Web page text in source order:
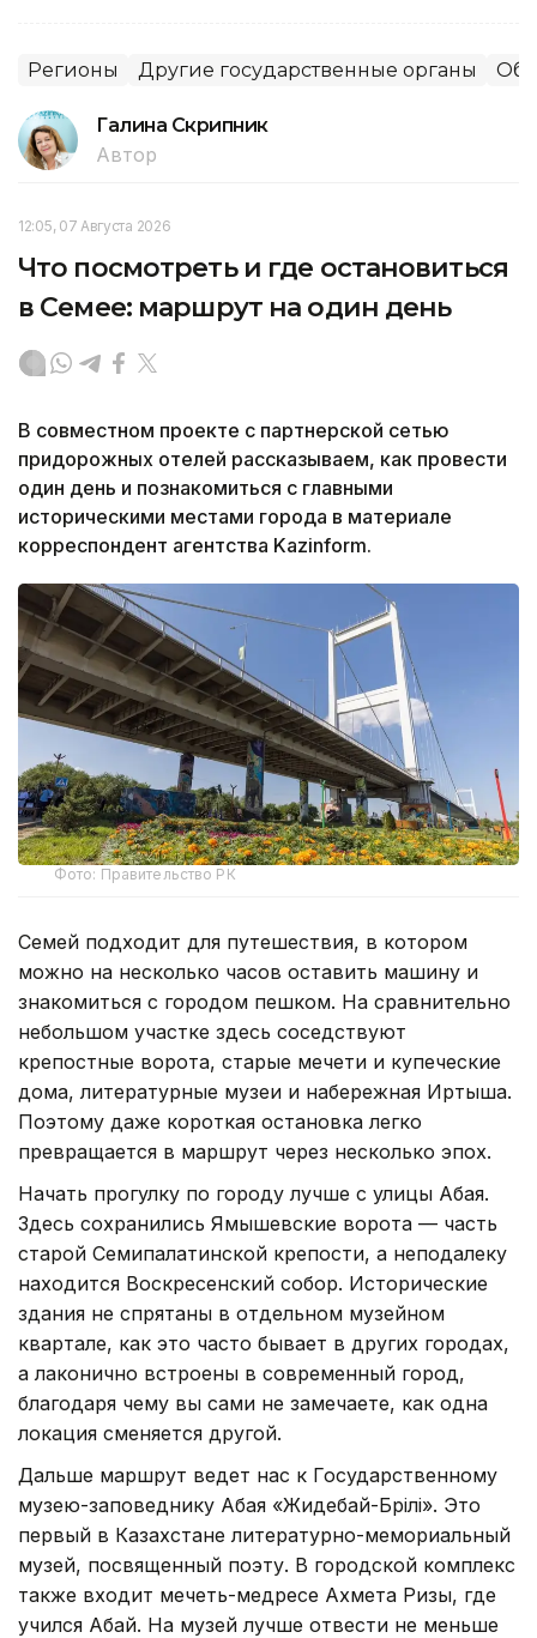
Регионы Другие государственные органы
Галина Скрипник
Автор
12:05, 07 Августа 2026
Что посмотреть и где остановиться
в Семее: маршрут на один день
В совместном проекте с партнерской сетью
придорожных отелей рассказываем, как провести
один день и познакомиться с главными
историческими местами города в материале
корреспондент агентства Kazinform.
Фото: Правительство РК
Семей подходит для путешествия, в котором
можно на несколько часов оставить машину и
знакомиться с городом пешком. На сравнительно
небольшом участке здесь соседствуют
крепостные ворота, старые мечети и купеческие
дома, литературные музеи и набережная Иртыша.
Поэтому даже короткая остановка легко
превращается в маршрут через несколько эпох.
Начать прогулку по городу лучше с улицы Абая.
Здесь сохранились Ямышевские ворота — часть
старой Семипалатинской крепости, а неподалеку
находится Воскресенский собор. Исторические
здания не спрятаны в отдельном музейном
квартале, как это часто бывает в других городах,
а лаконично встроены в современный город,
благодаря чему вы сами не замечаете, как одна
локация сменяется другой.
Дальше маршрут ведет нас к Государственному
музею-заповеднику Абая «Жидебай-Бөрілі». Это
первый в Казахстане литературно-мемориальный
музей, посвященный поэту. В городской комплекс
также входит мечеть-медресе Ахмета Ризы, где
учился Абай. На музей лучше отвести не меньше